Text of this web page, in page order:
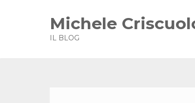
Michele
IL BLOG